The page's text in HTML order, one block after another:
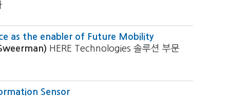
as the enabler of Future Mobility
HERE Technologies 솔루션 부문
Sensor